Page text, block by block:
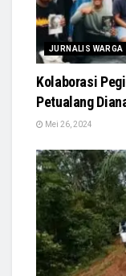
JURNALIS WARGA
Kolaborasi
Petualang
Mei 26, 2024